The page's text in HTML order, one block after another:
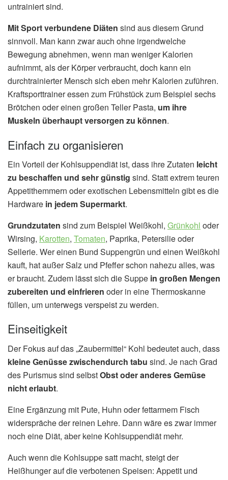
untrainiert sind.
Mit Sport verbundene Diäten sind aus diesem Grund
sinnvoll. Man kann zwar auch ohne irgendwelche
Bewegung abnehmen, wenn man weniger Kalorien
aufnimmt, als der Körper verbraucht, doch kann ein
durchtrainierter Mensch sich eben mehr Kalorien zuführen.
Kraftsporttrainer essen zum Frühstück zum Beispiel sechs
Brötchen oder einen großen Teller Pasta, um ihre
Muskeln überhaupt versorgen zu können.
Einfach zu organisieren
Ein Vorteil der Kohlsuppendiät ist, dass ihre Zutaten leicht
zu beschaffen und sehr günstig sind. Statt extrem teuren
Appetithemmern oder exotischen Lebensmitteln gibt es die
Hardware in jedem Supermarkt.
Grundzutaten sind zum Beispiel Weißkohl, Grünkohl oder
Wirsing, Karotten, Tomaten, Paprika, Petersilie oder
Sellerie. Wer einen Bund Suppengrün und einen Weißkohl
kauft, hat außer Salz und Pfeffer schon nahezu alles, was
er braucht. Zudem lässt sich die Suppe in großen Mengen
zubereiten und einfrieren oder in eine Thermoskanne
füllen, um unterwegs verspeist zu werden.
Einseitigkeit
Der Fokus auf das „Zaubermittel“ Kohl bedeutet auch, dass
kleine Genüsse zwischendurch tabu sind. Je nach Grad
des Purismus sind selbstObst oder anderes Gemüse
nicht erlaubt.
Eine Ergänzung mit Pute, Huhn oder fettarmem Fisch
widerspräche der reinen Lehre. Dann wäre es zwar immer
noch eine Diät, aber keine Kohlsuppendiät mehr.
Auch wenn die Kohlsuppe satt macht, steigt der
Heißhunger auf die verbotenen Speisen: Appetit und